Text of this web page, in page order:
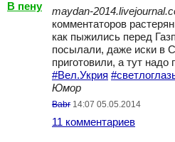
В пену
maydan-
комментаторов
как пыжились перед
посылали, даже иски в
приготовили, а тут надо
#Вел.Укрия
Юмор
Babr 14:07 05.05.2014
11 комментариев